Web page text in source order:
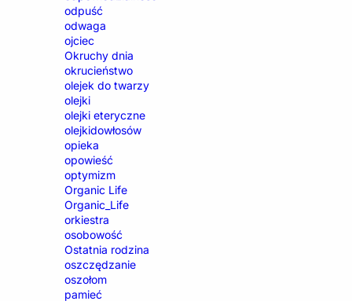
odpuść
odwaga
ojciec
Okruchy dnia
okrucieństwo
olejek do twarzy
olejki
olejki eteryczne
olejkidowłosów
opieka
opowieść
optymizm
Organic Life
Organic_Life
orkiestra
osobowość
Ostatnia rodzina
oszczędzanie
oszołom
pamieć